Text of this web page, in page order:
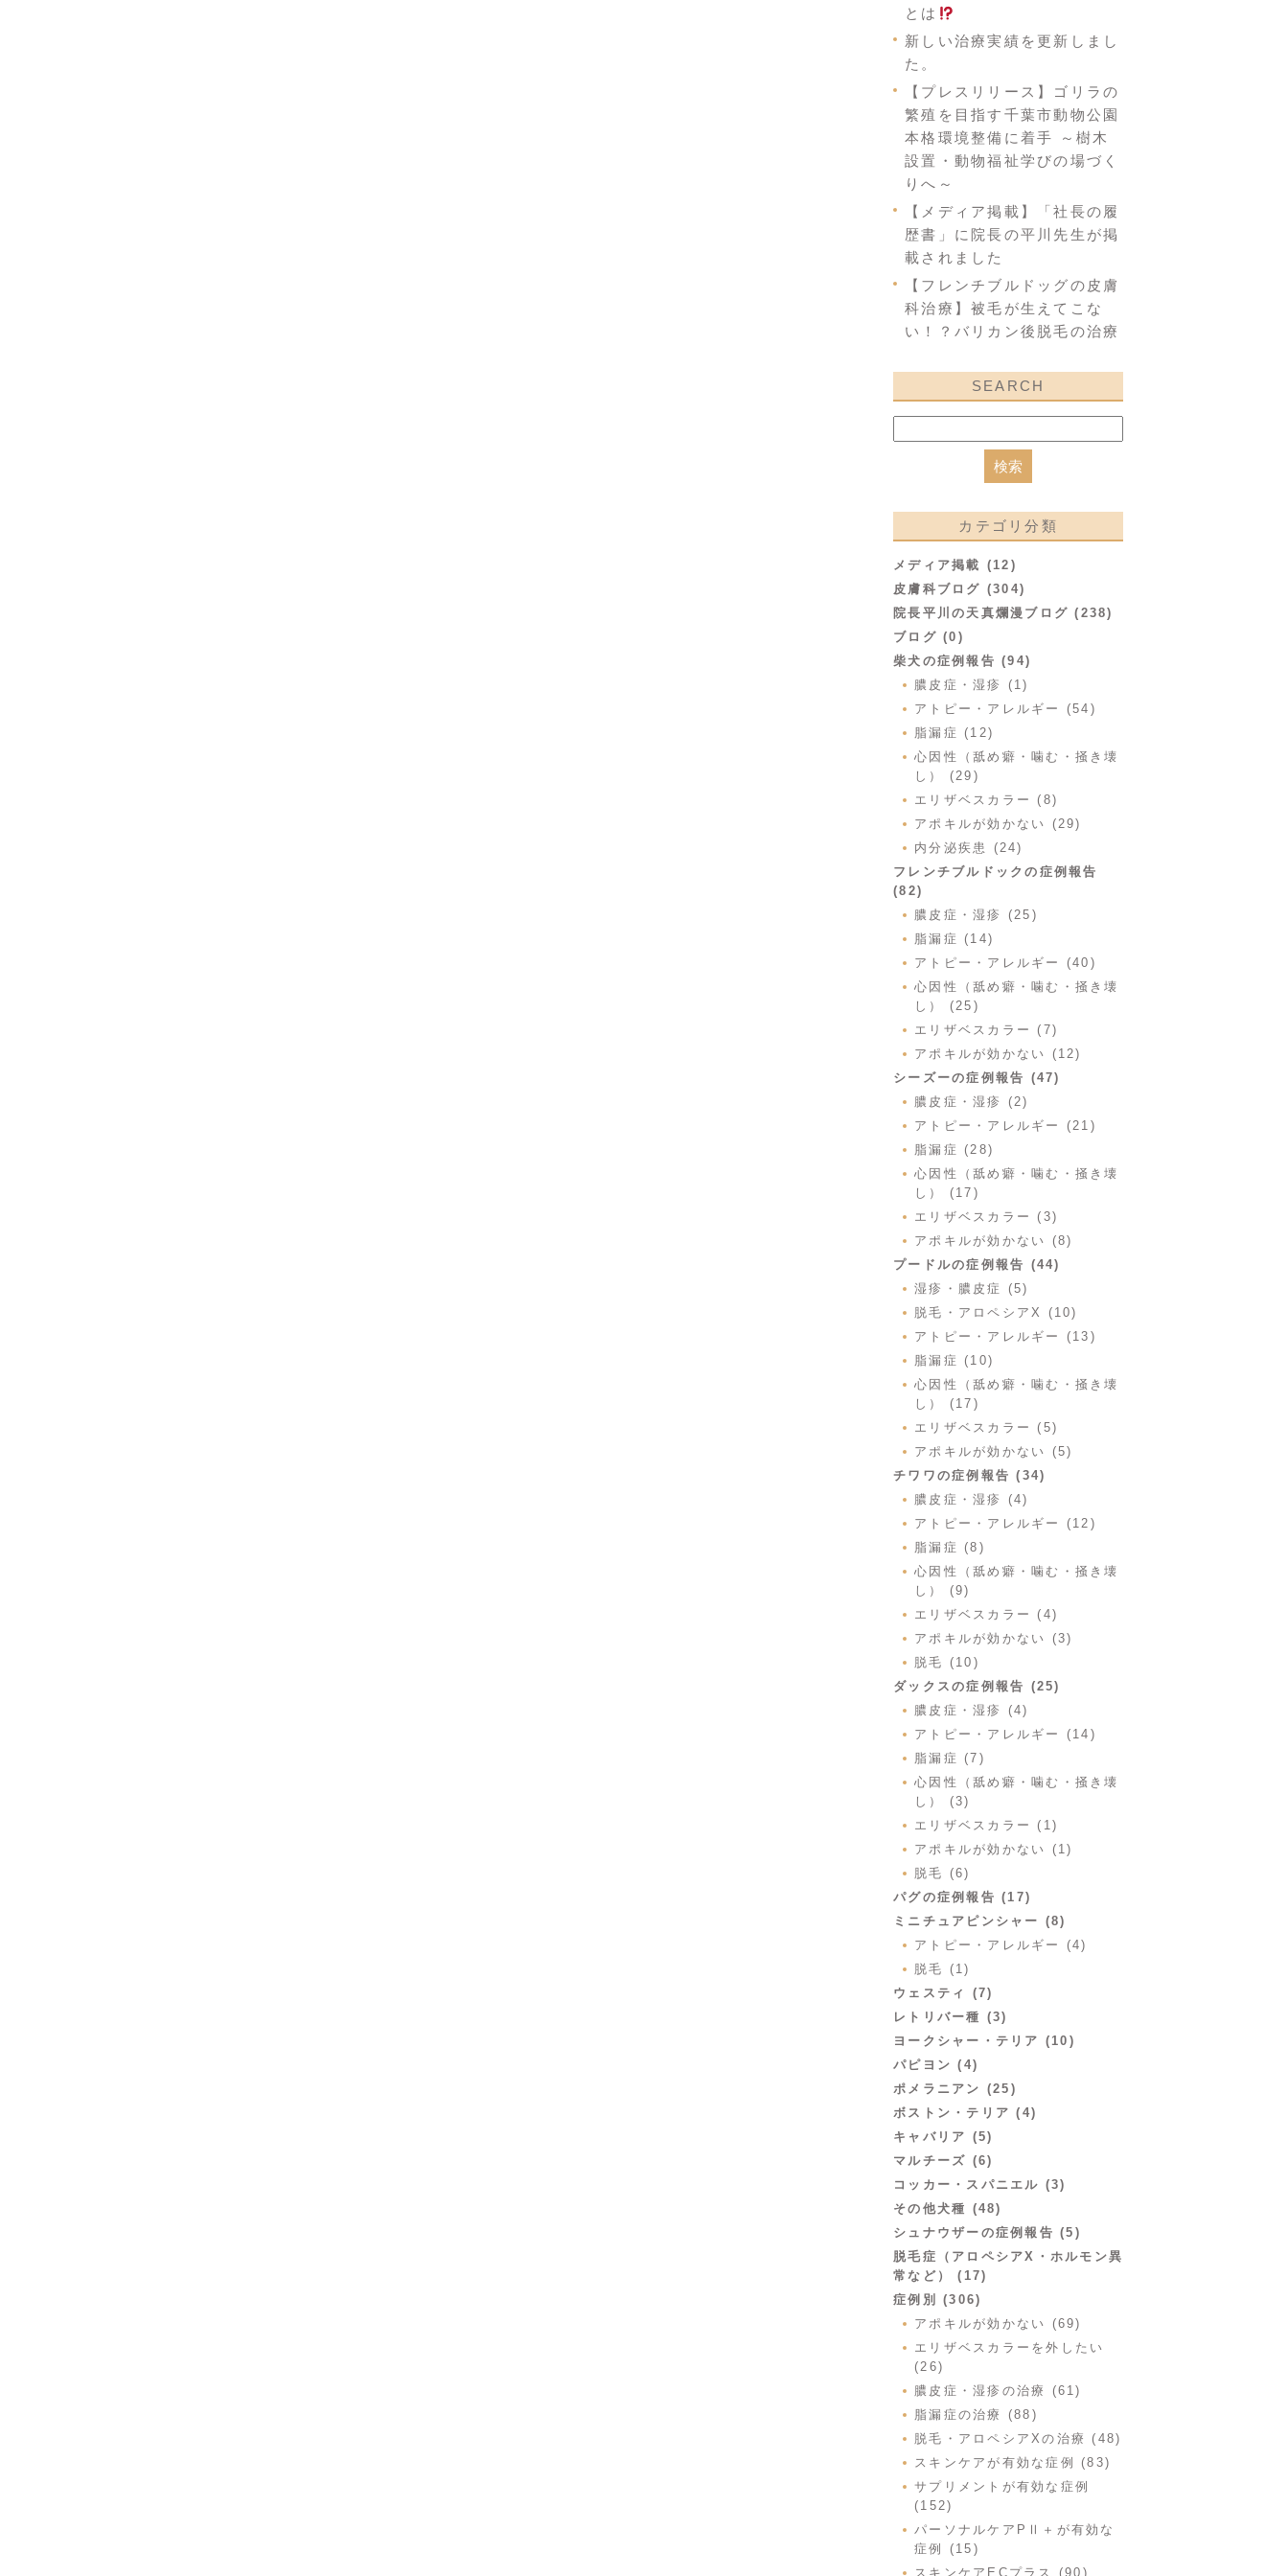
とは
新しい治療実績を更新しまし
た。
【プレスリリース】ゴリラの
繁殖を目指す千葉市動物公園
本格環境整備に着手 ～樹木
設置・動物福祉学びの場づく
りへ～
【メディア掲載】「社長の履
歴書」に院長の平川先生が掲
載されました
【フレンチブルドッグの皮膚
科治療】被毛が生えてこな
い！？バリカン後脱毛の治療
SEARCH
カテゴリ分類
メディア掲載 (12)
皮膚科ブログ (304)
院長平川の天真爛漫ブログ (238)
ブログ (0)
柴犬の症例報告 (94)
膿皮症・湿疹 (1)
アトピー・アレルギー (54)
脂漏症 (12)
心因性（舐め癖・噛む・掻き壊
し） (29)
エリザベスカラー (8)
アポキルが効かない (29)
内分泌疾患 (24)
フレンチブルドックの症例報告
(82)
膿皮症・湿疹 (25)
脂漏症 (14)
アトピー・アレルギー (40)
心因性（舐め癖・噛む・掻き壊
し） (25)
エリザベスカラー (7)
アポキルが効かない (12)
シーズーの症例報告 (47)
膿皮症・湿疹 (2)
アトピー・アレルギー (21)
脂漏症 (28)
心因性（舐め癖・噛む・掻き壊
し） (17)
エリザベスカラー (3)
アポキルが効かない (8)
プードルの症例報告 (44)
湿疹・膿皮症 (5)
脱毛・アロペシアX (10)
アトピー・アレルギー (13)
脂漏症 (10)
心因性（舐め癖・噛む・掻き壊
し） (17)
エリザベスカラー (5)
アポキルが効かない (5)
チワワの症例報告 (34)
膿皮症・湿疹 (4)
アトピー・アレルギー (12)
脂漏症 (8)
心因性（舐め癖・噛む・掻き壊
し） (9)
エリザベスカラー (4)
アポキルが効かない (3)
脱毛 (10)
ダックスの症例報告 (25)
膿皮症・湿疹 (4)
アトピー・アレルギー (14)
脂漏症 (7)
心因性（舐め癖・噛む・掻き壊
し） (3)
エリザベスカラー (1)
アポキルが効かない (1)
脱毛 (6)
パグの症例報告 (17)
ミニチュアピンシャー (8)
アトピー・アレルギー (4)
脱毛 (1)
ウェスティ (7)
レトリバー種 (3)
ヨークシャー・テリア (10)
パピヨン (4)
ポメラニアン (25)
ボストン・テリア (4)
キャバリア (5)
マルチーズ (6)
コッカー・スパニエル (3)
その他犬種 (48)
シュナウザーの症例報告 (5)
脱毛症（アロペシアX・ホルモン異
常など） (17)
症例別 (306)
アポキルが効かない (69)
エリザベスカラーを外したい
(26)
膿皮症・湿疹の治療 (61)
脂漏症の治療 (88)
脱毛・アロペシアXの治療 (48)
スキンケアが有効な症例 (83)
サプリメントが有効な症例
(152)
パーソナルケアPⅡ＋が有効な
症例 (15)
スキンケアECプラス (90)